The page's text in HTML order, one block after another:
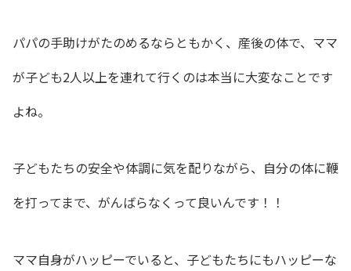
パパの手助けがたのめるならともかく、産後の体で、ママ
が子ども2人以上を連れて行くのは本当に大変なことです
よね。
子どもたちの安全や体調に気を配りながら、自分の体に鞭
を打ってまで、がんばらなくって良いんです！！
ママ自身がハッピーでいると、子どもたちにもハッピーな